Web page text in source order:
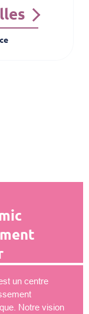
un centre
Notre vision